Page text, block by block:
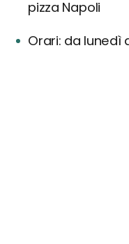
pizza Napoli
Orari: da lunedì